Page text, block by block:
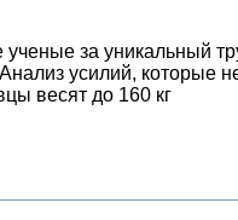
за уникальный
усилий, которые
весят до 160 кг